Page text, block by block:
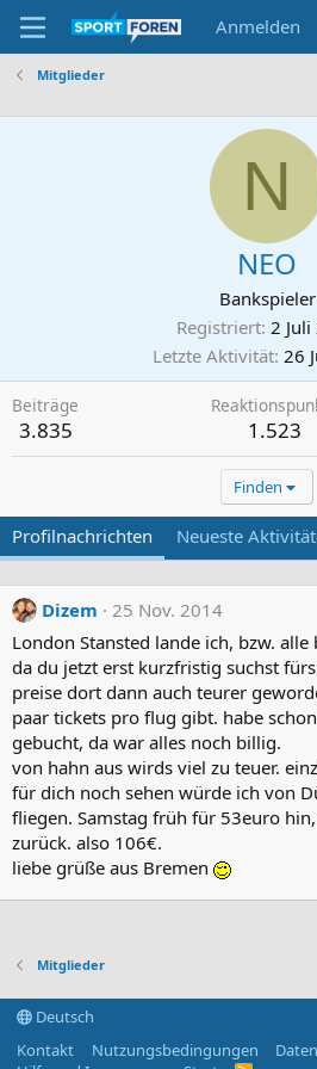
Anmelden
Mitglieder
N
NEO
Bankspieler
Registriert 2
Letzte Aktivität 26
Beiträge
3.835 1.523
Finden
Profilnachrichten Neueste
Dizem
25 Nov. 2014
London Stansted lande ich, bzw.
da du jetzt erst kurzfristig suchst
preise dort dann auch teurer
paar tickets pro flug gibt. habe
gebucht, da war alles noch billig.
von hahn aus wirds viel zu teuer.
für dich noch sehen würde ich von
fliegen. Samstag früh für 53euro
zurück. also 106€.
liebe grüße aus Bremen
Mitglieder
Deutsch
Kontakt
Nutzungsbedingungen